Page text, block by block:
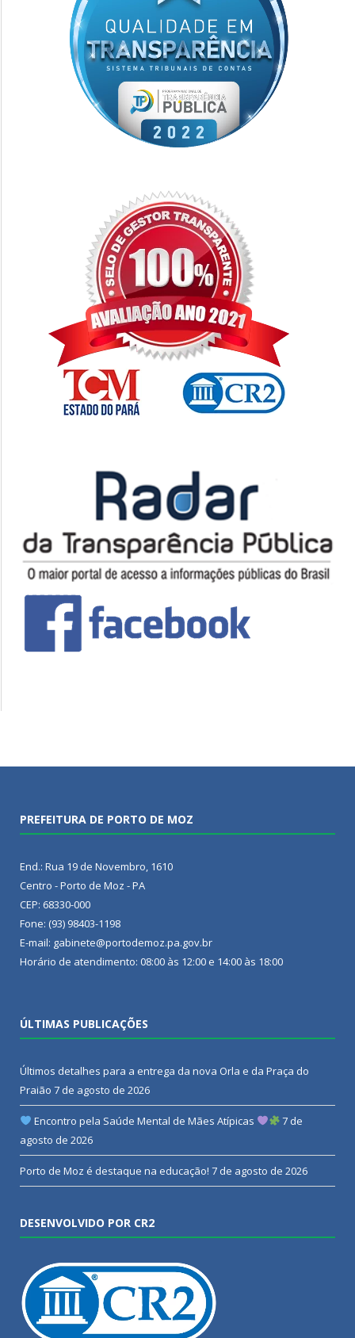
PREFEITURA DE PORTO DE MOZ
End.: Rua 19 de Novembro, 1610
Centro - Porto de Moz - PA
CEP: 68330-000
Fone: (93) 98403-1198
E-mail: gabinete@portodemoz.pa.gov.br
Horário de atendimento: 08:00 às 12:00 e 14:00 às 18:00
ÚLTIMAS PUBLICAÇÕES
Últimos detalhes para a entrega da nova Orla e da Praça do
Praião 7 de agosto de 2026
Encontro pela Saúde Mental de Mães Atípicas
7 de
agosto de 2026
Porto de Moz é destaque na educação! 7 de agosto de 2026
DESENVOLVIDO POR CR2